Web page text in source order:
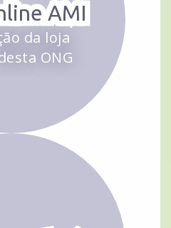
AMI
da loja
ONG